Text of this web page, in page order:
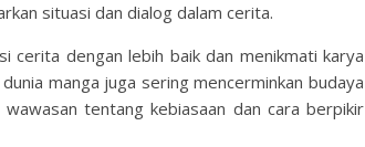
situasi dan dialog dalam cerita.
cerita dengan lebih baik dan menikmati karya
manga juga sering mencerminkan budaya
tentang kebiasaan dan cara berpikir